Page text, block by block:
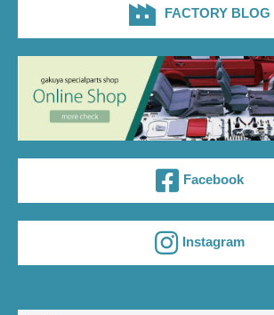
Facebook
Instagram
FACTORY BLOG